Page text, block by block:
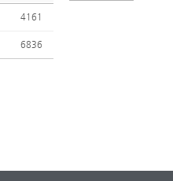
4161
6836